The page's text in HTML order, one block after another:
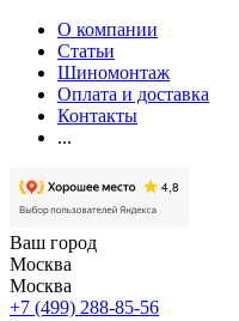
О компании
Статьи
Шиномонтаж
Оплата и доставка
Контакты
...
Ваш город
Москва
Москва
+7 (499) 288-85-56